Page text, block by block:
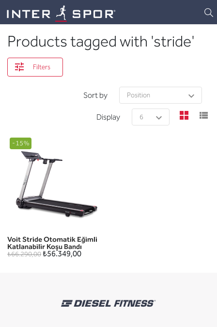
Products tagged with 'stride'
Filters
Sort by
Display
-15%
Voit Stride Otomatik Eğimli
Katlanabilir Koşu Bandı
₺66.290,00₺56.349,00